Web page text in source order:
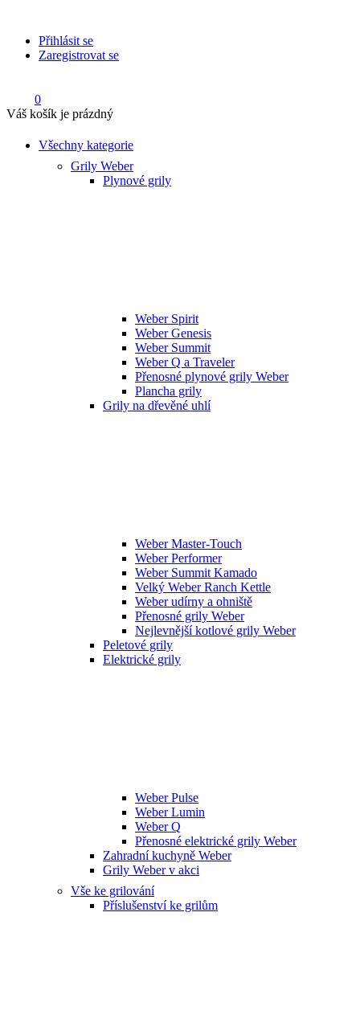
Přihlásit se
Zaregistrovat se
0
Váš košík je prázdný
Všechny kategorie
Grily Weber
Plynové grily
Weber Spirit
Weber Genesis
Weber Summit
Weber Q a Traveler
Přenosné plynové grily Weber
Plancha grily
Grily na dřevěné uhlí
Weber Master-Touch
Weber Performer
Weber Summit Kamado
Velký Weber Ranch Kettle
Weber udírny a ohniště
Přenosné grily Weber
Nejlevnější kotlové grily Weber
Peletové grily
Elektrické grily
Weber Pulse
Weber Lumin
Weber Q
Přenosné elektrické grily Weber
Zahradní kuchyně Weber
Grily Weber v akci
Vše ke grilování
Příslušenství ke grilům